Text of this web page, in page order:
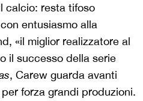
calcio: resta tifoso
entusiasmo alla
«il miglior realizzatore al
il successo della serie
, Carew guarda avanti
forza grandi produzioni.